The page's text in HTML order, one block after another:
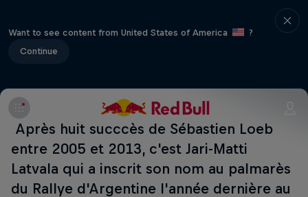
Want to see content from United States of America
?
Continue
Après huit succcès de Sébastien Loeb
entre 2005 et 2013, c'est Jari-Matti
Latvala qui a inscrit son nom au palmarès
du Rallye d'Argentine l'année dernière au